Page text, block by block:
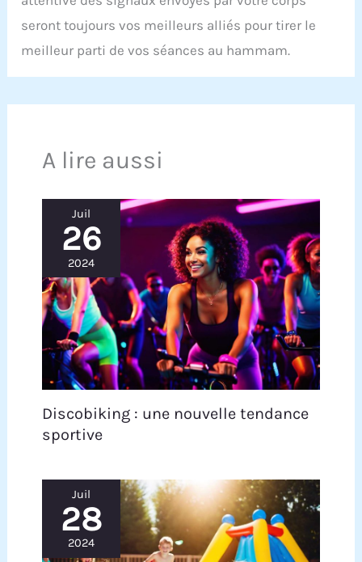
seront toujours vos meilleurs alliés pour tirer le
meilleur parti de vos séances au hammam.
A lire aussi
Juil
26
2024
Discobiking : une nouvelle tendance
sportive
Juil
28
2024